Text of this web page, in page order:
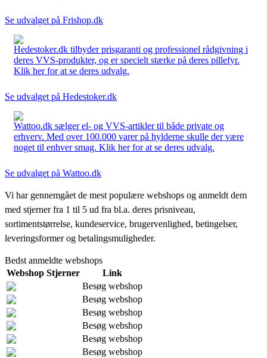
Se udvalget på Frishop.dk
Hedestoker.dk tilbyder prisgaranti og professionel rådgivning i
deres VVS-produkter, og er specielt stærke på deres pillefyr.
Klik her for at se deres udvalg.
Se udvalget på Hedestoker.dk
Wattoo.dk sælger el- og VVS-artikler til både private og
erhverv. Med over 100.000 varer på hylderne skulle der være
noget til enhver smag. Klik her for at se deres udvalg.
Se udvalget på Wattoo.dk
Vi har gennemgået de mest populære webshops og anmeldt dem
med stjerner fra 1 til 5 ud fra bl.a. deres prisniveau,
sortimentstørrelse, kundeservice, brugervenlighed, betingelser,
leveringsformer og betalingsmuligheder.
Bedst anmeldte webshops
Webshop Stjerner
Link
Besøg webshop
Besøg webshop
Besøg webshop
Besøg webshop
Besøg webshop
Besøg webshop